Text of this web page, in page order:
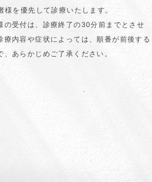
を優先して診療いたします。
の受付は、診療終了の30分前までとさせ
療内容や症状によっては、順番が前後する
、あらかじめご了承ください。